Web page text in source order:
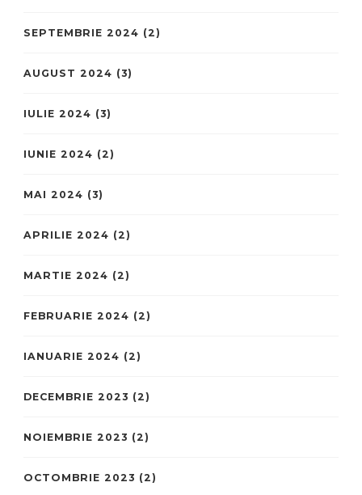
SEPTEMBRIE 2024 (2)
AUGUST 2024 (3)
IULIE 2024 (3)
IUNIE 2024 (2)
MAI 2024 (3)
APRILIE 2024 (2)
MARTIE 2024 (2)
FEBRUARIE 2024 (2)
IANUARIE 2024 (2)
DECEMBRIE 2023 (2)
NOIEMBRIE 2023 (2)
OCTOMBRIE 2023 (2)